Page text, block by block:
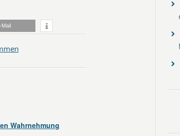
Mail
Wahrnehmung